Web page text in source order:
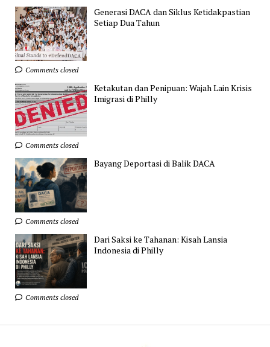
Generasi DACA dan Siklus Ketidakpastian
Setiap Dua Tahun
Comments closed
Ketakutan dan Penipuan: Wajah Lain Krisis
Imigrasi di Philly
Comments closed
Bayang Deportasi di Balik DACA
Comments closed
Dari Saksi ke Tahanan: Kisah Lansia
Indonesia di Philly
Comments closed